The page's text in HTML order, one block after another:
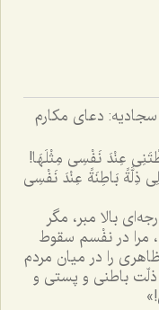
دعاى مکارم
عِنْدَ نَفْسِى مِثْلَهَا!
ذِلَّةً بَاطِنَةً عِنْدَ نَفْسِى
بالا مبر، مگر
مرا در نفْسم سقوط
را در میان مردم
ذلّت باطنى و پستى و